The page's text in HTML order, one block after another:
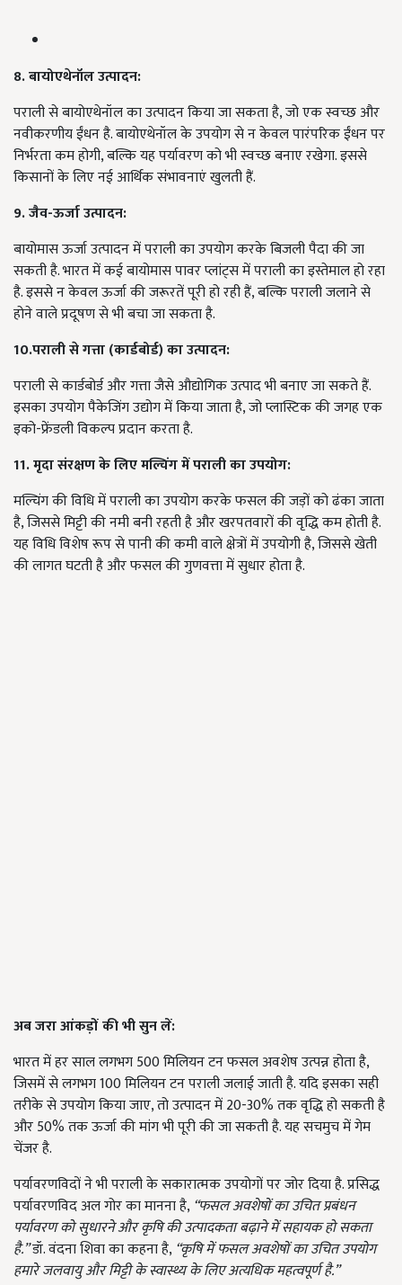
8. बायोएथेनॉल उत्पादन:
पराली से बायोएथेनॉल का उत्पादन किया जा सकता है, जो एक स्वच्छ और
नवीकरणीय ईंधन है. बायोएथेनॉल के उपयोग से न केवल पारंपरिक ईंधन पर
निर्भरता कम होगी, बल्कि यह पर्यावरण को भी स्वच्छ बनाए रखेगा. इससे
किसानों के लिए नई आर्थिक संभावनाएं खुलती हैं.
9. जैव-ऊर्जा उत्पादन:
बायोमास ऊर्जा उत्पादन में पराली का उपयोग करके बिजली पैदा की जा
सकती है. भारत में कई बायोमास पावर प्लांट्स में पराली का इस्तेमाल हो रहा
है. इससे न केवल ऊर्जा की जरूरतें पूरी हो रही हैं, बल्कि पराली जलाने से
होने वाले प्रदूषण से भी बचा जा सकता है.
10.पराली से गत्ता (कार्डबोर्ड) का उत्पादन:
पराली से कार्डबोर्ड और गत्ता जैसे औद्योगिक उत्पाद भी बनाए जा सकते हैं.
इसका उपयोग पैकेजिंग उद्योग में किया जाता है, जो प्लास्टिक की जगह एक
इको-फ्रेंडली विकल्प प्रदान करता है.
11. मृदा संरक्षण के लिए मल्चिंग में पराली का उपयोग:
मल्चिंग की विधि में पराली का उपयोग करके फसल की जड़ों को ढंका जाता
है, जिससे मिट्टी की नमी बनी रहती है और खरपतवारों की वृद्धि कम होती है.
यह विधि विशेष रूप से पानी की कमी वाले क्षेत्रों में उपयोगी है, जिससे खेती
की लागत घटती है और फसल की गुणवत्ता में सुधार होता है.
अब जरा आंकड़ों की भी सुन लें:
भारत में हर साल लगभग 500 मिलियन टन फसल अवशेष उत्पन्न होता है,
जिसमें से लगभग 100 मिलियन टन पराली जलाई जाती है. यदि इसका सही
तरीके से उपयोग किया जाए, तो उत्पादन में 20-30% तक वृद्धि हो सकती है
और 50% तक ऊर्जा की मांग भी पूरी की जा सकती है. यह सचमुच में गेम
चेंजर है.
पर्यावरणविदों ने भी पराली के सकारात्मक उपयोगों पर जोर दिया है. प्रसिद्ध
पर्यावरणविद अल गोर का मानना है,“फसल अवशेषों का उचित प्रबंधन
पर्यावरण को सुधारने और कृषि की उत्पादकता बढ़ाने में सहायक हो सकता
है.”डॉ. वंदना शिवा का कहना है,“कृषि में फसल अवशेषों का उचित उपयोग
हमारे जलवायु और मिट्टी के स्वास्थ्य के लिए अत्यधिक महत्वपूर्ण है.”